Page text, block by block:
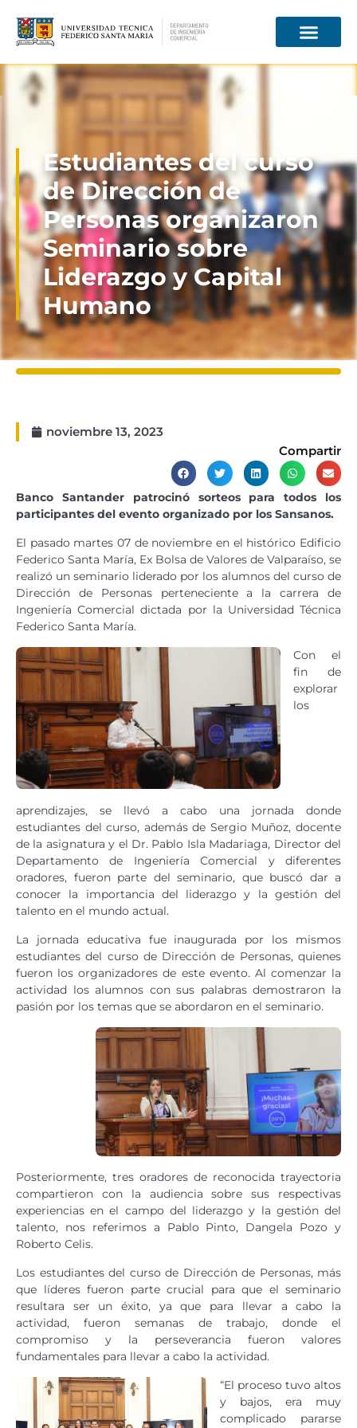
Información para
Estudiantes del curso
de Dirección de
Personas organizaron
Seminario sobre
Liderazgo y Capital
Humano
noviembre 13, 2023
Compartir
Banco Santander patrocinó sorteos para todos los
participantes del evento organizado por los Sansanos.
El pasado martes 07 de noviembre en el histórico Edificio
Federico Santa María, Ex Bolsa de Valores de Valparaíso, se
realizó un seminario liderado por los alumnos del curso de
Dirección de Personas perteneciente a la carrera de
Ingeniería Comercial dictada por la Universidad Técnica
Federico Santa María.
Con el
fin de
explorar
los
aprendizajes, se llevó a cabo una jornada donde
estudiantes del curso, además de Sergio Muñoz, docente
de la asignatura y el Dr. Pablo Isla Madariaga, Director del
Departamento de Ingeniería Comercial y diferentes
oradores, fueron parte del seminario, que buscó dar a
conocer la importancia del liderazgo y la gestión del
talento en el mundo actual.
La jornada educativa fue inaugurada por los mismos
estudiantes del curso de Dirección de Personas, quienes
fueron los organizadores de este evento. Al comenzar la
actividad los alumnos con sus palabras demostraron la
pasión por los temas que se abordaron en el seminario.
Posteriormente, tres oradores de reconocida trayectoria
compartieron con la audiencia sobre sus respectivas
experiencias en el campo del liderazgo y la gestión del
talento, nos referimos a Pablo Pinto, Dangela Pozo y
Roberto Celis.
Los estudiantes del curso de Dirección de Personas, más
que líderes fueron parte crucial para que el seminario
resultara ser un éxito, ya que para llevar a cabo la
actividad, fueron semanas de trabajo, donde el
compromiso y la perseverancia fueron valores
fundamentales para llevar a cabo la actividad.
“El proceso tuvo altos
y bajos, era muy
complicado pararse